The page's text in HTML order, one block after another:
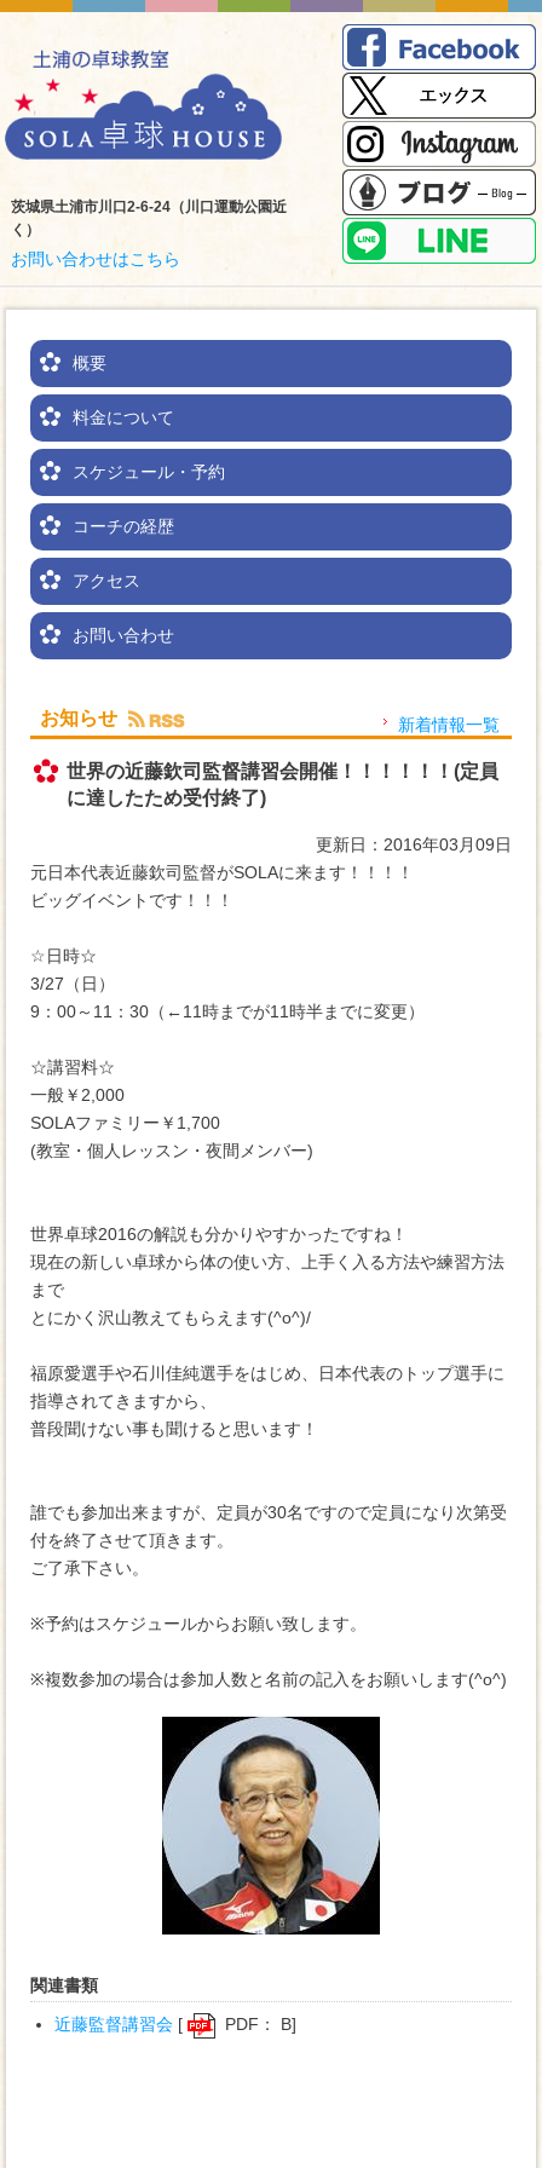
茨城県土浦市川口2-6-24（川口運動公園近
く）
お問い合わせはこちら
概要
料金について
スケジュール・予約
コーチの経歴
アクセス
お問い合わせ
お知らせ 新着情報一覧
世界の近藤欽司監督講習会開催！！！！！！(定員
に達したため受付終了)
更新日：2016年03月09日
元日本代表近藤欽司監督がSOLAに来ます！！！！
ビッグイベントです！！！
☆日時☆
3/27（日）
9：00～11：30（←11時までが11時半までに変更）
☆講習料☆
一般￥2,000
SOLAファミリー￥1,700
(教室・個人レッスン・夜間メンバー)
世界卓球2016の解説も分かりやすかったですね！
現在の新しい卓球から体の使い方、上手く入る方法や練習方法
まで
とにかく沢山教えてもらえます(^o^)/
福原愛選手や石川佳純選手をはじめ、日本代表のトップ選手に
指導されてきますから、
普段聞けない事も聞けると思います！
誰でも参加出来ますが、定員が30名ですので定員になり次第受
付を終了させて頂きます。
ご了承下さい。
※予約はスケジュールからお願い致します。
※複数参加の場合は参加人数と名前の記入をお願いします(^o^)
関連書類
近藤監督講習会 [ PDF： B]